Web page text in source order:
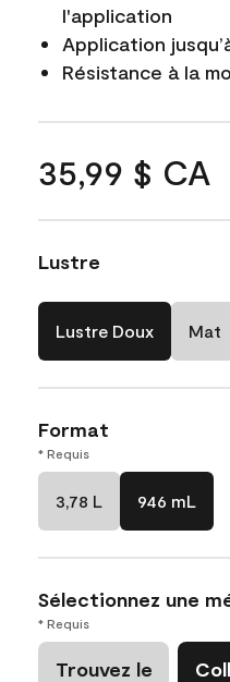
l'application
Application
Résistance à la
35,99 $ CA
Lustre
Lustre Doux Mat
Format
* Requis
3,78 L 946 mL
Sélectionnez une
* Requis
Trouvez le